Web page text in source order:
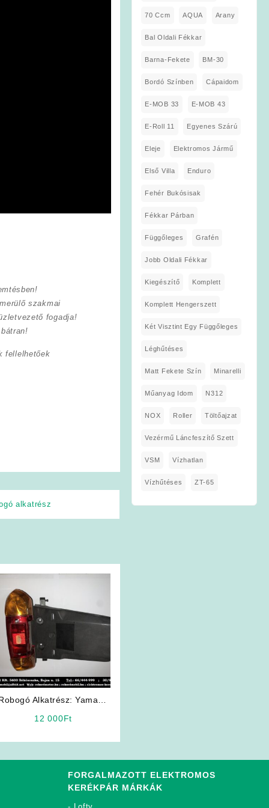
szakmai
fogadja!
fellelhetőek
alkatrész
Alkatrész: Yamaha
12 000Ft
70 Ccm AQUA Arany
Bal Oldali Fékkar
Barna-Fekete BM-30
Bordó Színben Cápaidom
E-MOB 33 E-MOB 43
E-Roll 11 Egyenes Szárú
Eleje Elektromos Jármű
Első Villa Enduro
Fehér Bukósisak
Fékkar Párban
Függőleges Grafén
Jobb Oldali Fékkar
Kiegészítő Komplett
Komplett Hengerszett
Két Visztint Egy Függőleges
Léghűtéses
Matt Fekete Szín Minarelli
Műanyag Idom N312
NOX Roller Töltőajzat
Vezérmű Láncfeszítő Szett
VSM Vízhatlan
Vízhűtéses ZT-65
FORGALMAZOTT ELEKTROMOS
KERÉKPÁR MÁRKÁK